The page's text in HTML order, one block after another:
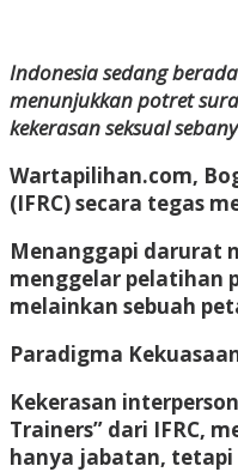
Indonesia sedang
menunjukkan potret
kekerasan seksual
Wartapilihan.com,
(IFRC) secara tegas
Menanggapi darurat
menggelar pelatihan
melainkan sebuah
Paradigma
Kekerasan
Trainers” dari IFRC,
hanya jabatan, tetapi